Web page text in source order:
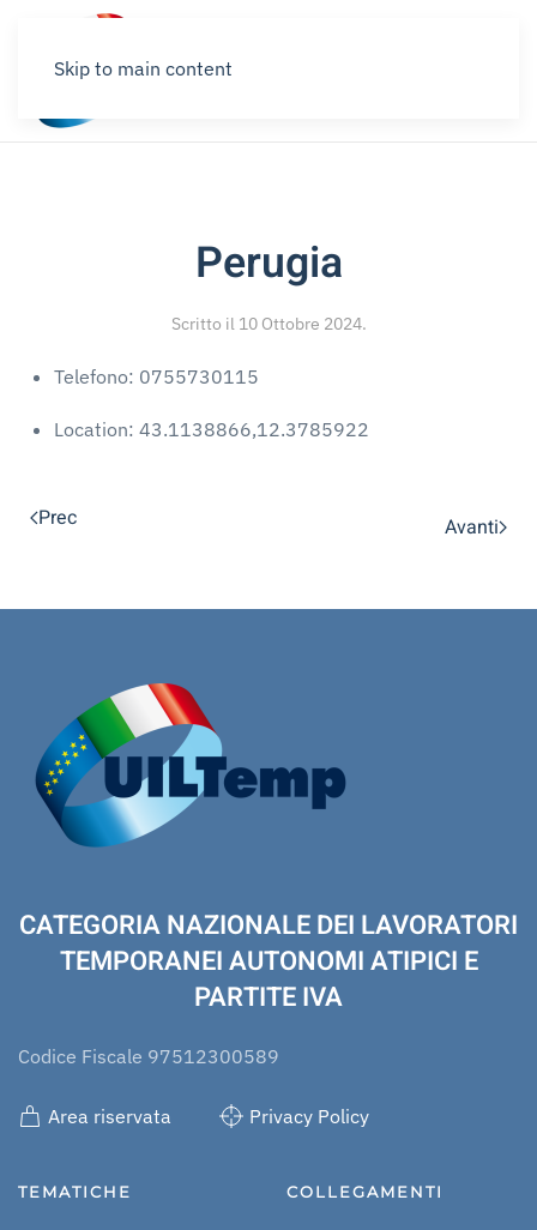
Skip to main content
Perugia
Scritto il 10 Ottobre 2024.
Telefono: 0755730115
Location: 43.1138866,12.3785922
Prec Avanti
CATEGORIA NAZIONALE DEI LAVORATORI
TEMPORANEI AUTONOMI ATIPICI E
PARTITE IVA
Codice Fiscale 97512300589
Area riservata Privacy Policy
TEMATICHE COLLEGAMENTI